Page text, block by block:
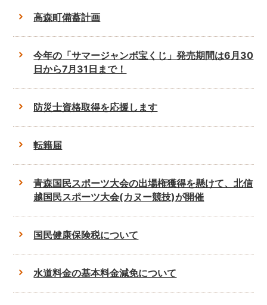
高森町備蓄計画
今年の「サマージャンボ宝くじ」発売期間は6月30
日から7月31日まで！
防災士資格取得を応援します
転籍届
青森国民スポーツ大会の出場権獲得を懸けて、北信
越国民スポーツ大会(カヌー競技)が開催
国民健康保険税について
水道料金の基本料金減免について